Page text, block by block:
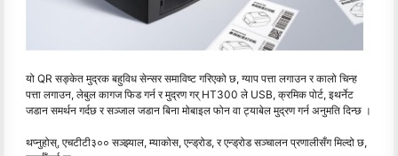
यो QR सङ्केत मुद्रक बहुविध सेन्सर समाविष्ट गरिएको छ, ग्याप पत्ता लगाउन र कालो चिन्ह
पत्ता लगाउन, लेबुल कागज फिड गर्न र मुद्रण गर् HT300 ले USB, क्रमिक पोर्ट, इथर्नेट
जडान समर्थन गर्दछ र सञ्जाल जडान बिना मोबाइल फोन वा ट्याबेल मुद्रण गर्न अनुमति दिन्छ ।
थप्नुहोस्, एचटीटी३०० सञ्झ्याल, म्याकोस, एन्ड्रोड, र एन्ड्रोड सञ्चालन प्रणालीसँग मिल्दो छ,